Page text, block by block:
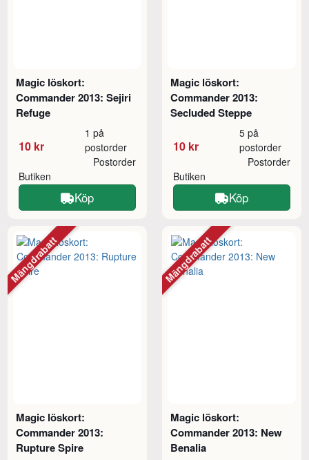
Magic löskort:
Commander 2013: Sejiri
Refuge
10 kr
1 på
postorder
Butiken
Postorder
Köp
Magic löskort:
Commander 2013:
Secluded Steppe
10 kr
5 på
postorder
Butiken
Postorder
Köp
Magic löskort:
Commander 2013:
Rupture Spire
Mängdrabatt
Magic löskort:
Commander 2013: New
Benalia
Mängdrabatt